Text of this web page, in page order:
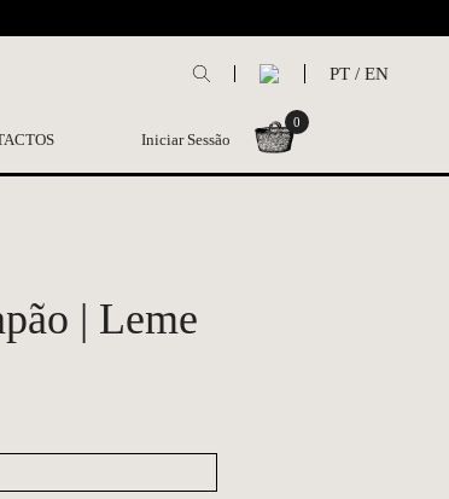
PT / EN
Iniciar Sessão
0
| Leme